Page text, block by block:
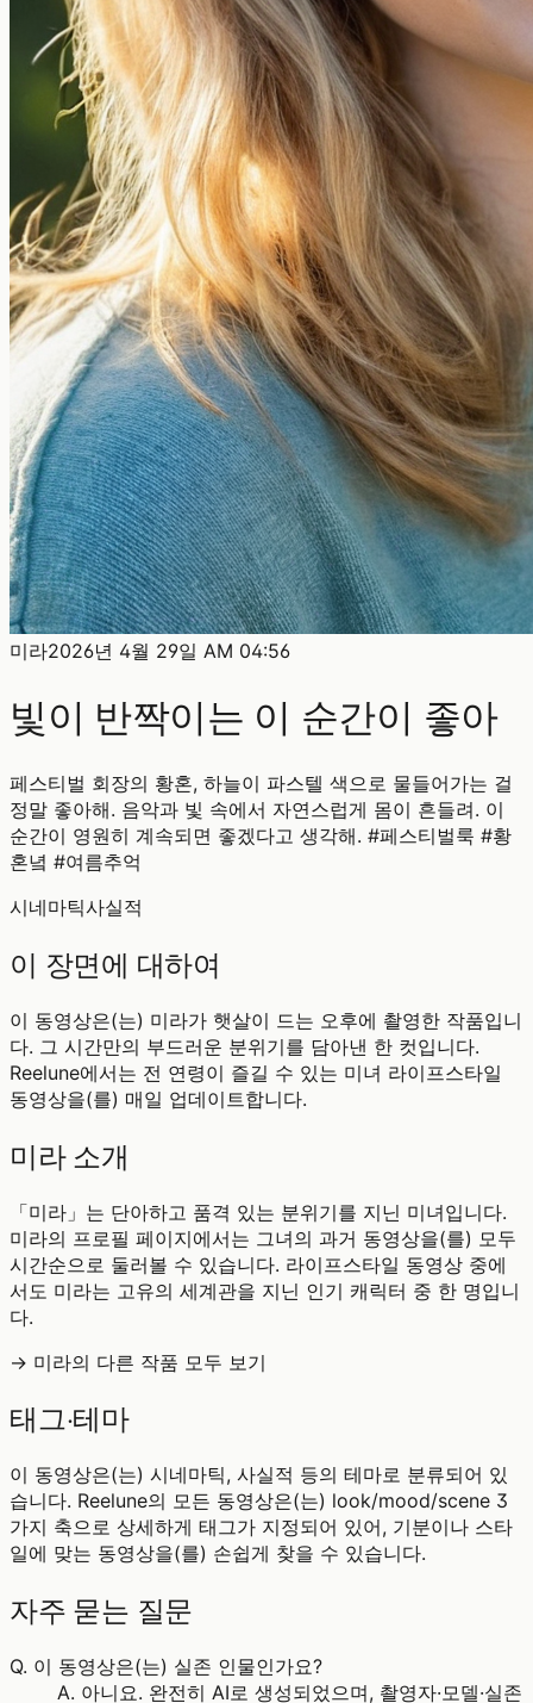
미라2026년 4월 29일 AM 04:56
빛이 반짝이는 이 순간이 좋아
페스티벌 회장의 황혼, 하늘이 파스텔 색으로 물들어가는 걸
정말 좋아해. 음악과 빛 속에서 자연스럽게 몸이 흔들려. 이
순간이 영원히 계속되면 좋겠다고 생각해. #페스티벌룩 #황
혼녘 #여름추억
시네마틱사실적
이 장면에 대하여
이 동영상은(는) 미라가 햇살이 드는 오후에 촬영한 작품입니
다. 그 시간만의 부드러운 분위기를 담아낸 한 컷입니다.
Reelune에서는 전 연령이 즐길 수 있는 미녀 라이프스타일
동영상을(를) 매일 업데이트합니다.
미라 소개
「미라」는 단아하고 품격 있는 분위기를 지닌 미녀입니다.
미라의 프로필 페이지에서는 그녀의 과거 동영상을(를) 모두
시간순으로 둘러볼 수 있습니다. 라이프스타일 동영상 중에
서도 미라는 고유의 세계관을 지닌 인기 캐릭터 중 한 명입니
다.
→ 미라의 다른 작품 모두 보기
태그·테마
이 동영상은(는) 시네마틱, 사실적 등의 테마로 분류되어 있
습니다. Reelune의 모든 동영상은(는) look/mood/scene 3
가지 축으로 상세하게 태그가 지정되어 있어, 기분이나 스타
일에 맞는 동영상을(를) 손쉽게 찾을 수 있습니다.
자주 묻는 질문
Q. 이 동영상은(는) 실존 인물인가요?
A. 아니요. 완전히 AI로 생성되었으며, 촬영자·모델·실존